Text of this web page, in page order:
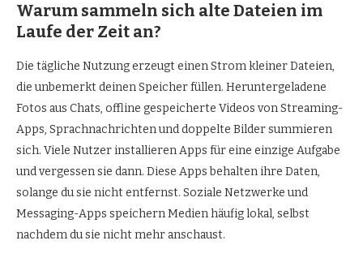
Warum sammeln sich alte Dateien im
Laufe der Zeit an?
Die tägliche Nutzung erzeugt einen Strom kleiner Dateien,
die unbemerkt deinen Speicher füllen. Heruntergeladene
Fotos aus Chats, offline gespeicherte Videos von Streaming-
Apps, Sprachnachrichten und doppelte Bilder summieren
sich. Viele Nutzer installieren Apps für eine einzige Aufgabe
und vergessen sie dann. Diese Apps behalten ihre Daten,
solange du sie nicht entfernst. Soziale Netzwerke und
Messaging-Apps speichern Medien häufig lokal, selbst
nachdem du sie nicht mehr anschaust.